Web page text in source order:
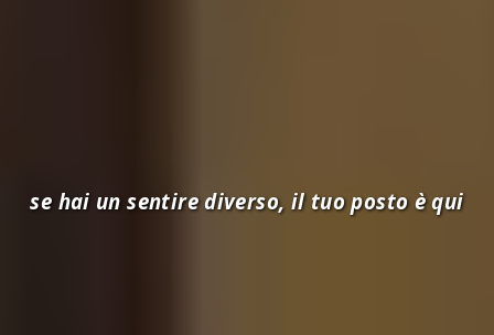
se hai un sentire diverso, il tuo posto è qui